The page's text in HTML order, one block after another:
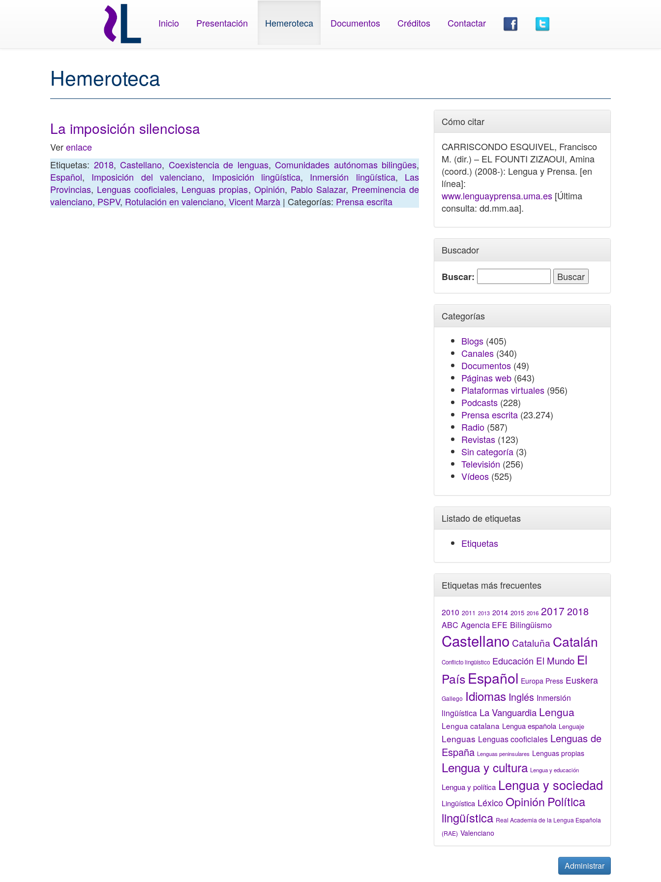
Inicio Presentación Hemeroteca Documentos Créditos Contactar
Hemeroteca
La imposición silenciosa
Verenlace
Etiquetas: 2018, Castellano, Coexistencia de lenguas, Comunidades autónomas bilingües,
Español, Imposición del valenciano, Imposición lingüística, Inmersión lingüística, Las
Provincias, Lenguas cooficiales, Lenguas propias, Opinión, Pablo Salazar, Preeminencia de
valenciano, PSPV, Rotulación en valenciano, Vicent Marzà | Categorías: Prensa escrita
Cómo citar
CARRISCONDO ESQUIVEL, Francisco
M. (dir.) – EL FOUNTI ZIZAOUI, Amina
(coord.) (2008-): Lengua y Prensa. [en
línea]:
www.lenguayprensa.uma.es [Última
consulta: dd.mm.aa].
Buscador
Buscar:
Categorías
Blogs (405)
Canales (340)
Documentos (49)
Páginas web (643)
Plataformas virtuales (956)
Podcasts (228)
Prensa escrita (23.274)
Radio (587)
Revistas (123)
Sin categoría (3)
Televisión (256)
Vídeos (525)
Listado de etiquetas
Etiquetas
Etiquetas más frecuentes
2010 2011 2013 2014 2015 2016 2017 2018
ABC Agencia EFE Bilingüismo
Castellano Cataluña Catalán
Conflicto lingüístico Educación El Mundo El
País Español Europa Press Euskera
Gallego Idiomas Inglés Inmersión
lingüística La Vanguardia Lengua
Lengua catalana Lengua española Lenguaje
Lenguas Lenguas cooficiales Lenguas de
España Lenguas peninsulares Lenguas propias
Lengua y cultura Lengua y educación
Lengua y política Lengua y sociedad
Lingüística LéxicoOpinión Política
lingüística Real Academia de la Lengua Española
(RAE) Valenciano
Administrar